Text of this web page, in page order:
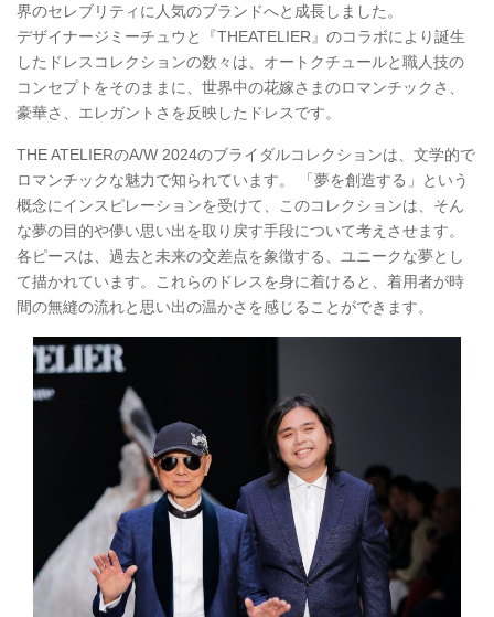
界のセレブリティに人気のブランドへと成長しました。
デザイナージミーチュウと『THEATELIER』のコラボにより誕生
したドレスコレクションの数々は、オートクチュールと職人技の
コンセプトをそのままに、世界中の花嫁さまのロマンチックさ、
豪華さ、エレガントさを反映したドレスです。
THE ATELIERのA/W 2024のブライダルコレクションは、文学的で
ロマンチックな魅力で知られています。 「夢を創造する」という
概念にインスピレーションを受けて、このコレクションは、そん
な夢の目的や儚い思い出を取り戻す手段について考えさせます。
各ピースは、過去と未来の交差点を象徴する、ユニークな夢とし
て描かれています。これらのドレスを身に着けると、着用者が時
間の無縫の流れと思い出の温かさを感じることができます。